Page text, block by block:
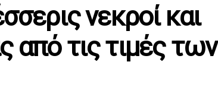
νεκροί και
τις τιμές των